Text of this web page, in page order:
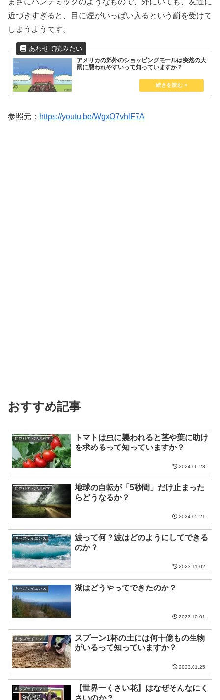
まさにパンデミックのようなもので、外にいても、友達に
近づきすぎると、目に煙がいっぱい入るという罰を受けて
しまうようです。
アメリカの郊外のショッピングモールは突然の大
雨に襲われやすいって知っていますか？
参照元： https://youtu.be/WgxO7vhlF7A
おすすめ記事
自然科学・地球科学
トマトは虫に襲われると茎や葉に助け
を求めるって知っていますか？
2024.06.23
自然科学・地球科学
地球の自転が「5秒間」だけ止まった
らどうなるか？
2024.05.21
キッズサイエンス
波って何？波はどのようにしてできる
のか？
2023.11.02
キッズサイエンス 湖はどうやってできたのか？
2023.10.01
キッズサイエンス
スプーン1杯の土には何十億もの生物
がいるって知っていますか？
2023.01.25
キッズサイエンス
【世界一くさい花】はなぜそんなにく
さいのか？